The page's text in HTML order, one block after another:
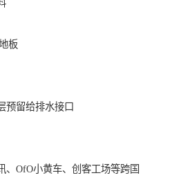
板
预留给排水接口
、OfO小黄车、创客工场等跨国